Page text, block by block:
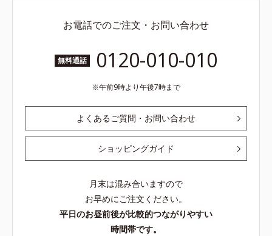
お電話でのご注文・お問い合わせ
無料通話 0120-010-010
午前9時より午後7時まで
よくあるご質問・お問い合わせ
ショッピングガイド
月末は混み合いますので
お早めにご注文ください。
平日のお昼前後が比較的つながりやすい
時間帯です。